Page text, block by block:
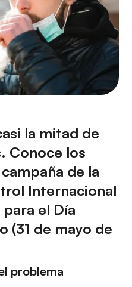
la mitad de
Conoce los
de la
Internacional
el Día
(31 de mayo de
problema